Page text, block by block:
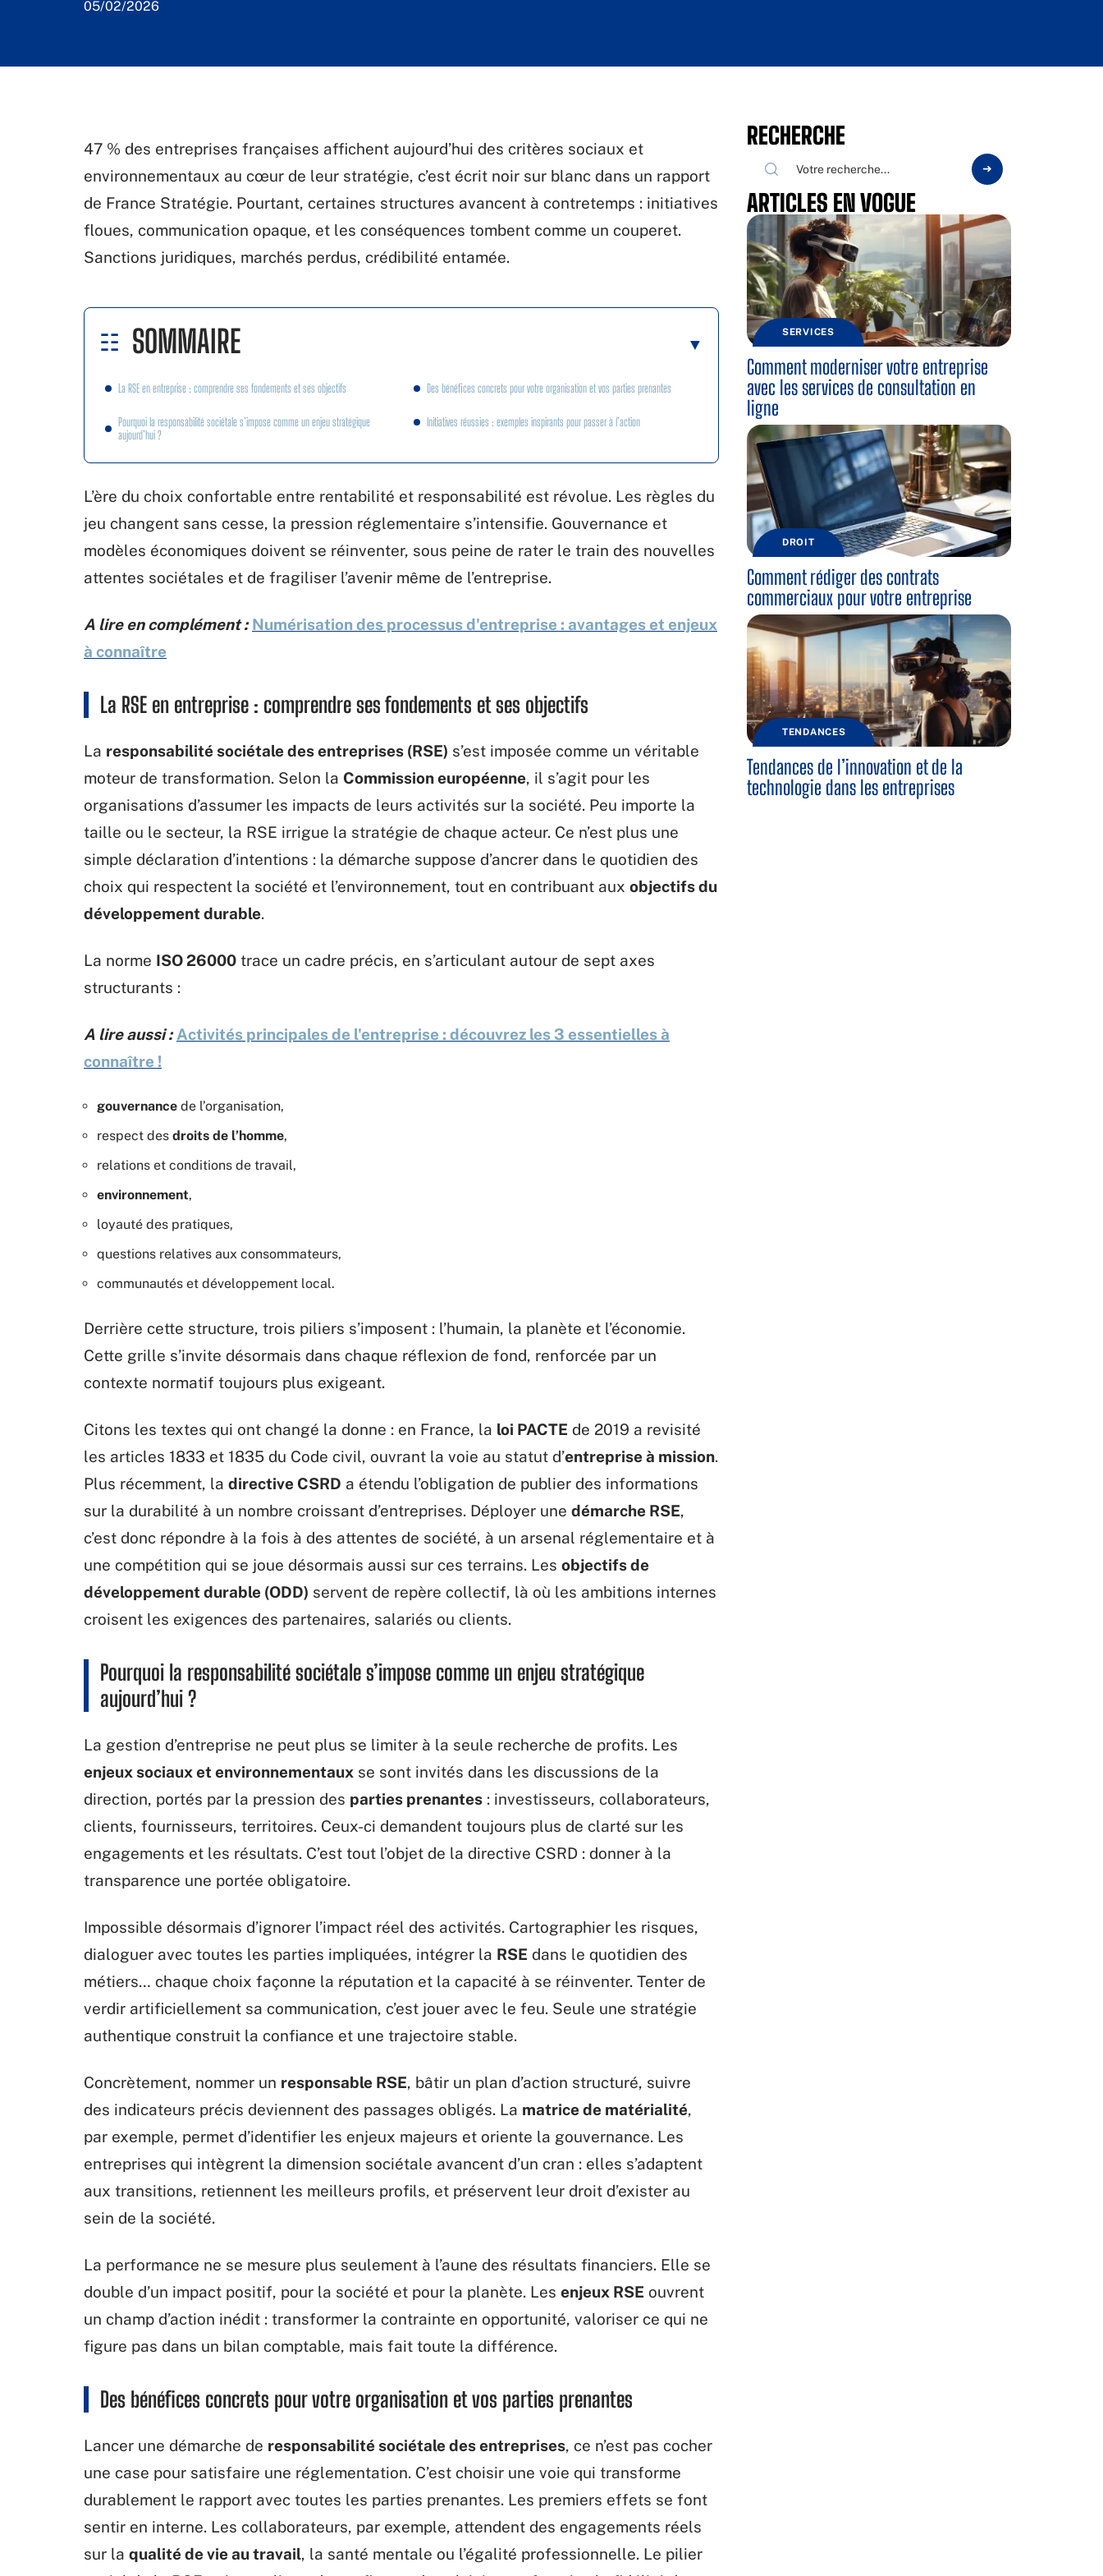
05/02/2026
47 % des entreprises françaises affichent aujourd’hui des critères sociaux et
environnementaux au cœur de leur stratégie, c’est écrit noir sur blanc dans un rapport
de France Stratégie. Pourtant, certaines structures avancent à contretemps : initiatives
floues, communication opaque, et les conséquences tombent comme un couperet.
Sanctions juridiques, marchés perdus, crédibilité entamée.
SOMMAIRE
La RSE en entreprise : comprendre ses fondements et ses objectifs
Pourquoi la responsabilité sociétale s’impose comme un enjeu stratégique
aujourd’hui ?
Des bénéfices concrets pour votre organisation et vos parties prenantes
Initiatives réussies : exemples inspirants pour passer à l’action
L’ère du choix confortable entre rentabilité et responsabilité est révolue. Les règles du
jeu changent sans cesse, la pression réglementaire s’intensifie. Gouvernance et
modèles économiques doivent se réinventer, sous peine de rater le train des nouvelles
attentes sociétales et de fragiliser l’avenir même de l’entreprise.
A lire en complément : Numérisation des processus d'entreprise : avantages et enjeux
à connaître
La RSE en entreprise : comprendre ses fondements et ses objectifs
La responsabilité sociétale des entreprises (RSE) s’est imposée comme un véritable
moteur de transformation. Selon la Commission européenne, il s’agit pour les
organisations d’assumer les impacts de leurs activités sur la société. Peu importe la
taille ou le secteur, la RSE irrigue la stratégie de chaque acteur. Ce n’est plus une
simple déclaration d’intentions : la démarche suppose d’ancrer dans le quotidien des
choix qui respectent la société et l’environnement, tout en contribuant aux objectifs du
développement durable.
La norme ISO 26000 trace un cadre précis, en s’articulant autour de sept axes
structurants :
A lire aussi : Activités principales de l'entreprise : découvrez les 3 essentielles à
connaître !
gouvernance de l’organisation,
respect des droits de l’homme,
relations et conditions de travail,
environnement,
loyauté des pratiques,
questions relatives aux consommateurs,
communautés et développement local.
Derrière cette structure, trois piliers s’imposent : l’humain, la planète et l’économie.
Cette grille s’invite désormais dans chaque réflexion de fond, renforcée par un
contexte normatif toujours plus exigeant.
Citons les textes qui ont changé la donne : en France, la loi PACTE de 2019 a revisité
les articles 1833 et 1835 du Code civil, ouvrant la voie au statut d’entreprise à mission.
Plus récemment, la directive CSRD a étendu l’obligation de publier des informations
sur la durabilité à un nombre croissant d’entreprises. Déployer une démarche RSE,
c’est donc répondre à la fois à des attentes de société, à un arsenal réglementaire et à
une compétition qui se joue désormais aussi sur ces terrains. Les objectifs de
développement durable (ODD) servent de repère collectif, là où les ambitions internes
croisent les exigences des partenaires, salariés ou clients.
Pourquoi la responsabilité sociétale s’impose comme un enjeu stratégique
aujourd’hui ?
La gestion d’entreprise ne peut plus se limiter à la seule recherche de profits. Les
enjeux sociaux et environnementaux se sont invités dans les discussions de la
direction, portés par la pression des parties prenantes : investisseurs, collaborateurs,
clients, fournisseurs, territoires. Ceux-ci demandent toujours plus de clarté sur les
engagements et les résultats. C’est tout l’objet de la directive CSRD : donner à la
transparence une portée obligatoire.
Impossible désormais d’ignorer l’impact réel des activités. Cartographier les risques,
dialoguer avec toutes les parties impliquées, intégrer la RSE dans le quotidien des
métiers… chaque choix façonne la réputation et la capacité à se réinventer. Tenter de
verdir artificiellement sa communication, c’est jouer avec le feu. Seule une stratégie
authentique construit la confiance et une trajectoire stable.
Concrètement, nommer un responsable RSE, bâtir un plan d’action structuré, suivre
des indicateurs précis deviennent des passages obligés. La matrice de matérialité,
par exemple, permet d’identifier les enjeux majeurs et oriente la gouvernance. Les
entreprises qui intègrent la dimension sociétale avancent d’un cran : elles s’adaptent
aux transitions, retiennent les meilleurs profils, et préservent leur droit d’exister au
sein de la société.
La performance ne se mesure plus seulement à l’aune des résultats financiers. Elle se
double d’un impact positif, pour la société et pour la planète. Les enjeux RSE ouvrent
un champ d’action inédit : transformer la contrainte en opportunité, valoriser ce qui ne
figure pas dans un bilan comptable, mais fait toute la différence.
Des bénéfices concrets pour votre organisation et vos parties prenantes
Lancer une démarche de responsabilité sociétale des entreprises, ce n’est pas cocher
une case pour satisfaire une réglementation. C’est choisir une voie qui transforme
durablement le rapport avec toutes les parties prenantes. Les premiers effets se font
sentir en interne. Les collaborateurs, par exemple, attendent des engagements réels
sur la qualité de vie au travail, la santé mentale ou l’égalité professionnelle. Le pilier
RECHERCHE
ARTICLES EN VOGUE
SERVICES
Comment moderniser votre entreprise
avec les services de consultation en
ligne
DROIT
Comment rédiger des contrats
commerciaux pour votre entreprise
TENDANCES
Tendances de l’innovation et de la
technologie dans les entreprises